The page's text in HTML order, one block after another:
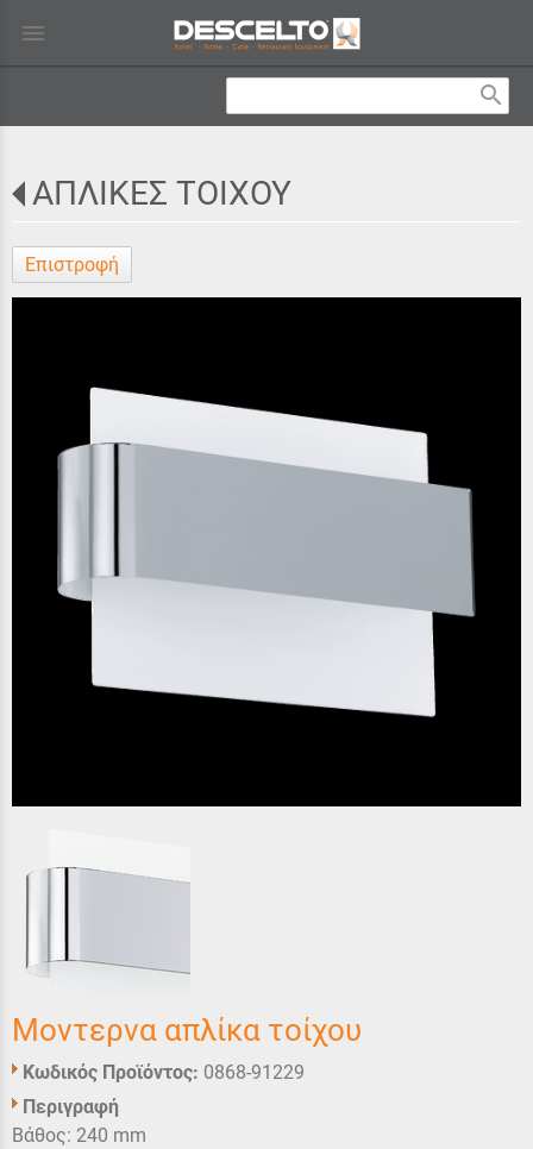
menu
search
ΑΠΛΙΚΕΣ ΤΟΙΧΟΥ
Επιστροφή
Μοντερνα απλίκα τοίχου
Κωδικός Προϊόντος: 0868-91229
Περιγραφή
Βάθος: 240 mm